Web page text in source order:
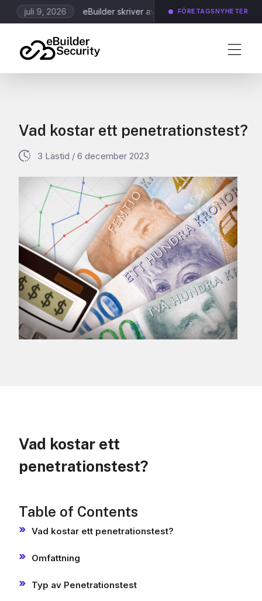
juli 9, 2026 eBuilder skriver avtal kring Application Scanning
FÖRETAGSNYHETER
Vad kostar ett penetrationstest?
3 Lästid / 6 december 2023
Vad kostar ett
penetrationstest?
Table of Contents
Vad kostar ett penetrationstest?
Omfattning
Typ av Penetrationstest